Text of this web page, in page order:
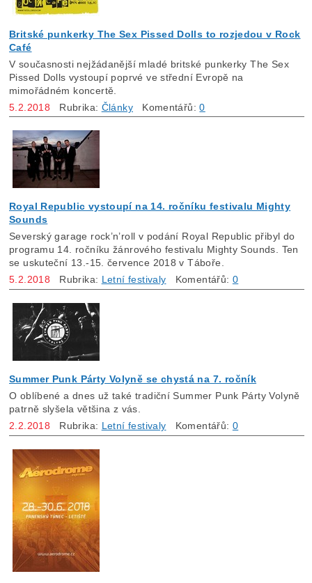
Britské punkerky The Sex Pissed Dolls to rozjedou v Rock
Café
V současnosti nejžádanější mladé britské punkerky The Sex
Pissed Dolls vystoupí poprvé ve střední Evropě na
mimořádném koncertě.
5.2.2018 Rubrika: Články Komentářů:0
Royal Republic vystoupí na 14. ročníku festivalu Mighty
Sounds
Severský garage rock’n’roll v podání Royal Republic přibyl do
programu 14. ročníku žánrového festivalu Mighty Sounds. Ten
se uskuteční 13.-15. července 2018 v Táboře.
5.2.2018 Rubrika: Letní festivaly Komentářů: 0
Summer Punk Párty Volyně se chystá na 7. ročník
O oblíbené a dnes už také tradiční Summer Punk Párty Volyně
patrně slyšela většina z vás.
2.2.2018 Rubrika: Letní festivaly Komentářů: 0